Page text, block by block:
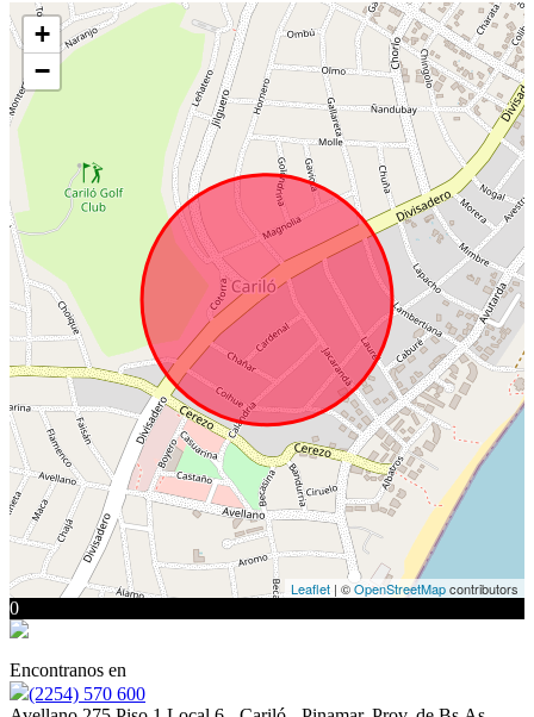
+
−
Leaflet | ©OpenStreetMapcontributors
0
Encontranos en
(2254) 570 600